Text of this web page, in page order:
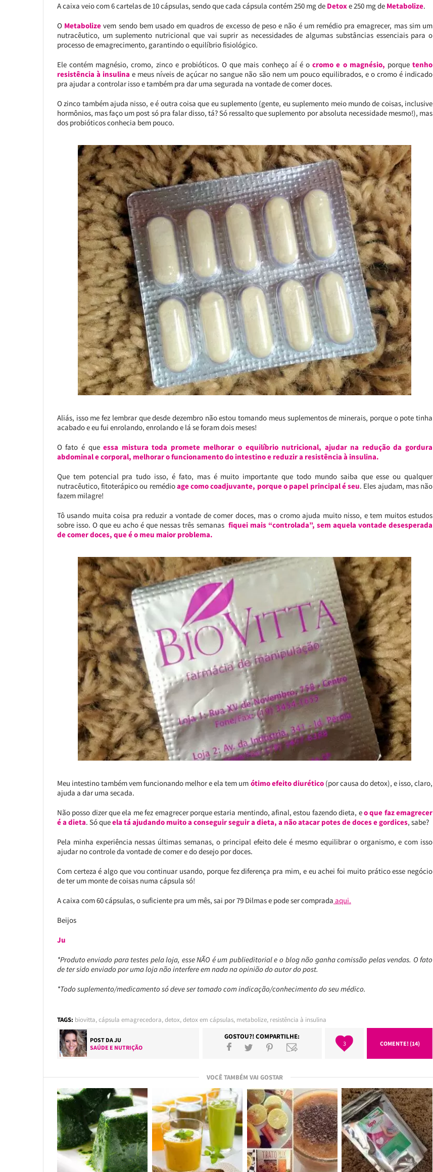
A caixa veio com 6 cartelas de 10 cápsulas, sendo que cada cápsula contém 250 mg deDetoxe 250 mg de Metabolize.
O Metabolize vem sendo bem usado em quadros de excesso de peso e não é um remédio pra emagrecer, mas sim um
nutracêutico, um suplemento nutricional que vai suprir as necessidades de algumas substâncias essenciais para o
processo de emagrecimento, garantindo o equilíbrio fisiológico.
Ele contém magnésio, cromo, zinco e probióticos. O que mais conheço aí é o cromo e o magnésio, porquetenho
resistência àinsulina e meus níveis de açúcar no sangue não são nem um pouco equilibrados, e o cromo é indicado
pra ajudar a controlar isso e também pra dar uma segurada na vontade de comer doces.
O zinco também ajuda nisso, e é outra coisa que eu suplemento (gente, eu suplemento meio mundo de coisas, inclusive
hormônios, mas faço um post só pra falar disso, tá? Só ressalto que suplemento por absoluta necessidade mesmo!), mas
dos probióticos conhecia bem pouco.
Aliás, isso me fez lembrar que desde dezembro não estou tomando meus suplementos de minerais, porque o pote tinha
acabado e eu fui enrolando, enrolando e lá se foram dois meses!
O fato é queessa mistura toda promete melhorar o equilíbrio nutricional, ajudar na redução da gordura
abdominal e corporal, melhorar o funcionamento do intestino e reduzir a resistência à insulina.
Que tem potencial pra tudo isso, é fato, mas é muito importante que todo mundo saiba que esse ou qualquer
nutracêutico, fitoterápico ou remédioage como coadjuvante, porque o papel principal é seu. Eles ajudam, mas não
fazem milagre!
Tô usando muita coisa pra reduzir a vontade de comer doces, mas o cromo ajuda muito nisso, e tem muitos estudos
sobre isso. O que eu acho é que nessas três semanas fiquei mais “controlada”, sem aquela vontade desesperada
de comer doces, que é o meu maior problema.
Meu intestino também vem funcionando melhor e ela tem um ótimo efeito diurético(por causa do detox), e isso, claro,
ajuda a dar uma secada.
Não posso dizer que ela me fez emagrecer porque estaria mentindo, afinal, estou fazendo dieta, eo que faz emagrecer
é a dieta. Só queela tá ajudando muito a conseguir seguir a dieta, a não atacar potes de doces e gordices, sabe?
Pela minha experiência nessas últimas semanas, o principal efeito dele é mesmo equilibrar o organismo, e com isso
ajudar no controle da vontade de comer e do desejo por doces.
Com certeza é algo que vou continuar usando, porque fez diferença pra mim, e eu achei foi muito prático esse negócio
de ter um monte de coisas numa cápsula só!
A caixa com 60 cápsulas, o suficiente pra um mês, sai por 79 Dilmas e pode ser comprada aqui.
Beijos
Ju
*Produto enviado para testes pela loja, esse NÃO é um publieditorial e o blog não ganha comissão pelas vendas. O fato
de ter sido enviado por uma loja não interfere em nada na opinião do autor do post.
*Todo suplemento/medicamento só deve ser tomado com indicação/conhecimento do seu médico.
TAGS: biovitta,cápsula emagrecedora,detox,detox em cápsulas, metabolize, resistência à insulina
POST DAJU
SAÚDE E NUTRIÇÃO
GOSTOU?! COMPARTILHE:
3 COMENTE! (14)
VOCÊ TAMBÉM VAI GOSTAR